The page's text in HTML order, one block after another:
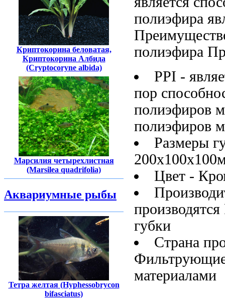
Криптокорина беловатая,
Криптокорина Албида
(Cryptocoryne albida)
Марсилия четырехлистная
(Marsilea quadrifolia)
Аквариумные рыбы
Тетра желтая (Hyphessobrycon
bifasciatus)
полиэфира
полиэфира
PPI -
пор
полиэфиров
полиэфиров
Размеры
Цвет -
производятся
губки
Страна
материалами